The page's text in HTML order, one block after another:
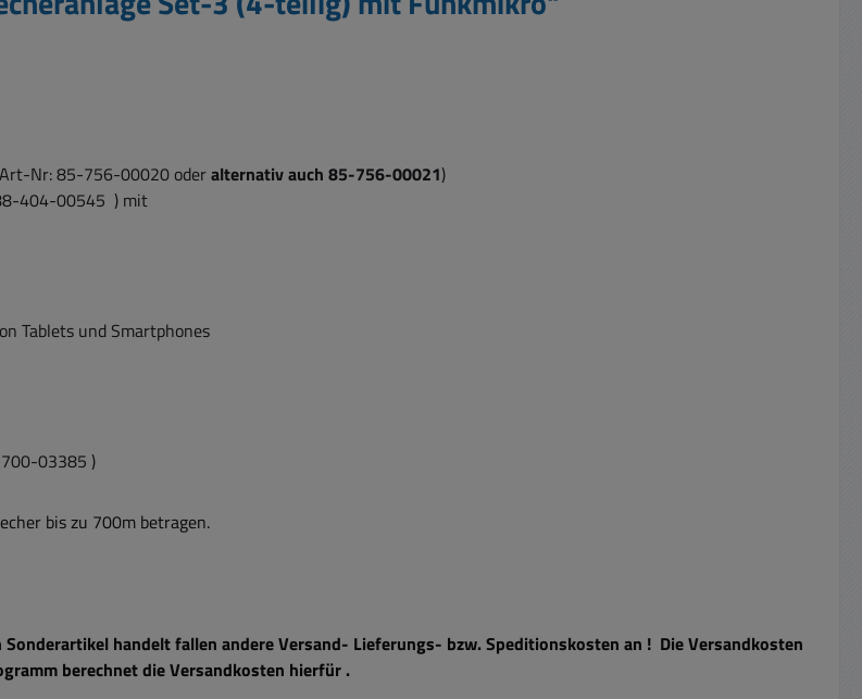
Nr: 85-756-00020 oderalternativ auch 85-756-00021)
404-00545 ) mit
Tablets und Smartphones
03385 )
bis zu 700m betragen.
handelt fallen andere Versand- Lieferungs- bzw. Speditionskosten an ! Die Versandkosten
berechnet die Versandkosten hierfür .